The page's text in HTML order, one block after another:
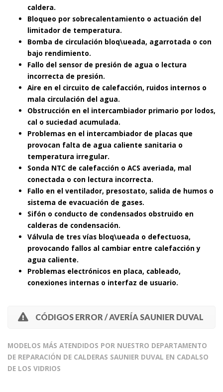
caldera.
Bloqueo por sobrecalentamiento o actuación del
limitador de temperatura.
Bomba de circulación bloq\ueada, agarrotada o con
bajo rendimiento.
Fallo del sensor de presión de agua o lectura
incorrecta de presión.
Aire en el circuito de calefacción, ruidos internos o
mala circulación del agua.
Obstrucción en el intercambiador primario por lodos,
cal o suciedad acumulada.
Problemas en el intercambiador de placas que
provocan falta de agua caliente sanitaria o
temperatura irregular.
Sonda NTC de calefacción o ACS averiada, mal
conectada o con lectura incorrecta.
Fallo en el ventilador, presostato, salida de humos o
sistema de evacuación de gases.
Sifón o conducto de condensados obstruido en
calderas de condensación.
Válvula de tres vías bloq\ueada o defectuosa,
provocando fallos al cambiar entre calefacción y
agua caliente.
Problemas electrónicos en placa, cableado,
conexiones internas o interfaz de usuario.
CÓDIGOS ERROR / AVERÍA SAUNIER DUVAL
MODELOS MÁS ATENDIDOS POR NUESTRO DEPARTAMENTO
DE REPARACIÓN DE CALDERAS SAUNIER DUVAL EN CADALSO
DE LOS VIDRIOS